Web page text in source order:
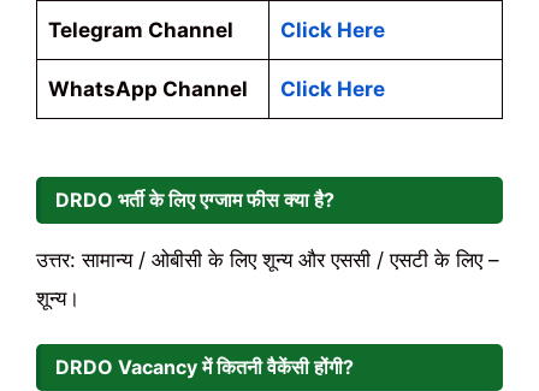
Telegram Channel Click Here
WhatsApp Channel Click Here
DRDO भर्ती के लिए एग्जाम फीस क्या है?
उत्तर: सामान्य / ओबीसी के लिए शून्य और एससी / एसटी के लिए –
शून्य।
DRDO Vacancy में कितनी वैकेंसी होंगी?